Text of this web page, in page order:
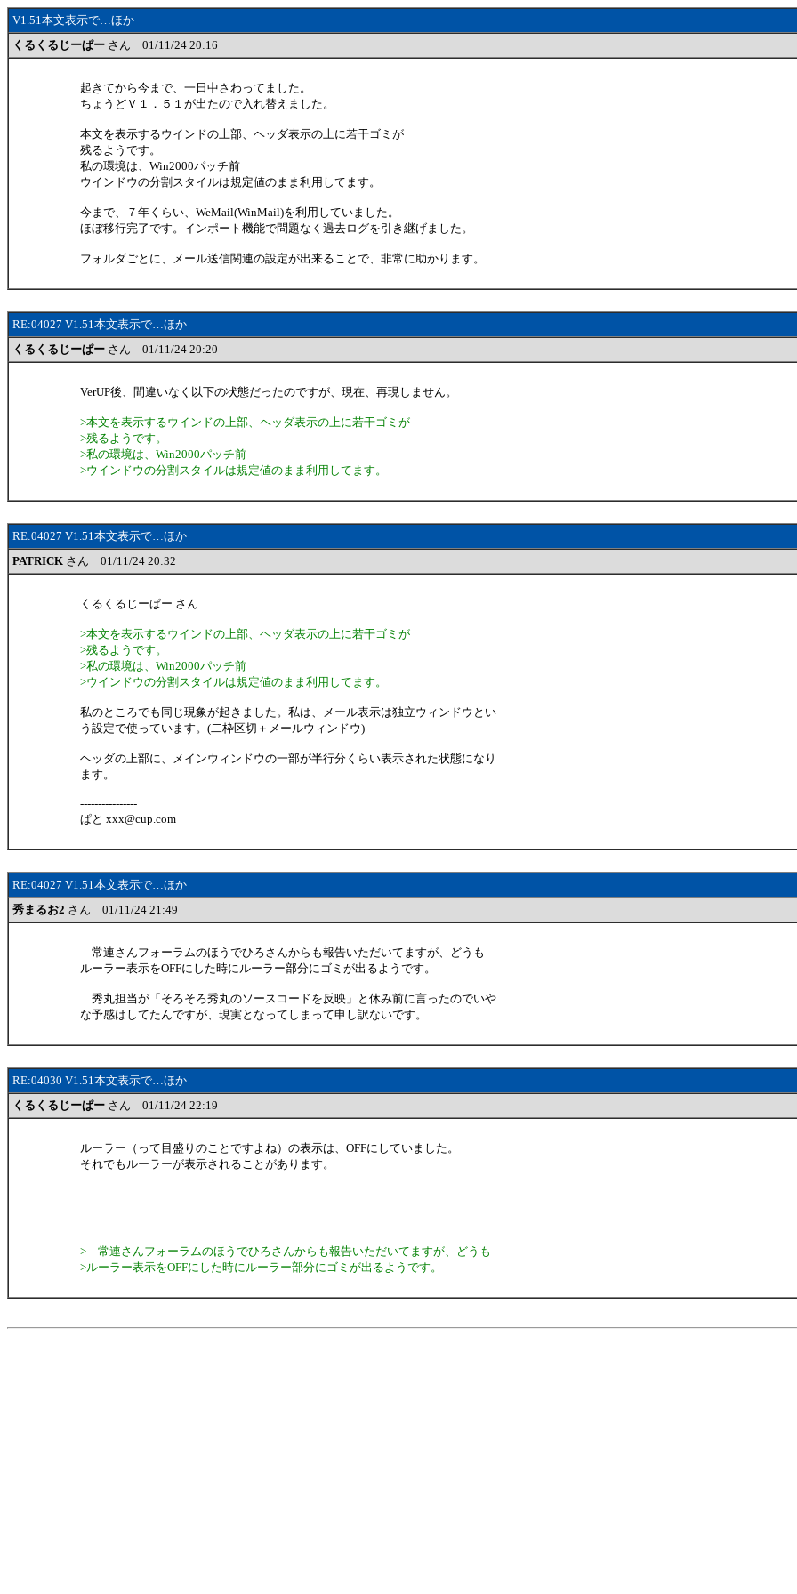
V1.51本文表示で…ほか
くるくるじーぱー さん 01/11/24 20:16
起きてから今まで、一日中さわってました。
ちょうどＶ１．５１が出たので入れ替えました。
本文を表示するウインドの上部、ヘッダ表示の上に若干ゴミが
残るようです。
私の環境は、Win2000パッチ前
ウインドウの分割スタイルは規定値のまま利用してます。
今まで、７年くらい、WeMail(WinMail)を利用していました。
ほぼ移行完了です。インポート機能で問題なく過去ログを引き継げました。
フォルダごとに、メール送信関連の設定が出来ることで、非常に助かります。
RE:04027 V1.51本文表示で…ほか
くるくるじーぱー さん 01/11/24 20:20
VerUP後、間違いなく以下の状態だったのですが、現在、再現しません。
>本文を表示するウインドの上部、ヘッダ表示の上に若干ゴミが
>残るようです。
>私の環境は、Win2000パッチ前
>ウインドウの分割スタイルは規定値のまま利用してます。
RE:04027 V1.51本文表示で…ほか
PATRICK さん 01/11/24 20:32
くるくるじーぱー さん
>本文を表示するウインドの上部、ヘッダ表示の上に若干ゴミが
>残るようです。
>私の環境は、Win2000パッチ前
>ウインドウの分割スタイルは規定値のまま利用してます。
私のところでも同じ現象が起きました。私は、メール表示は独立ウィンドウとい
う設定で使っています。(二枠区切＋メールウィンドウ)
ヘッダの上部に、メインウィンドウの一部が半行分くらい表示された状態になり
ます。
----------------
ぱと xxx@cup.com
RE:04027 V1.51本文表示で…ほか
秀まるお2 さん 01/11/24 21:49
常連さんフォーラムのほうでひろさんからも報告いただいてますが、どうも
ルーラー表示をOFFにした時にルーラー部分にゴミが出るようです。
秀丸担当が「そろそろ秀丸のソースコードを反映」と休み前に言ったのでいや
な予感はしてたんですが、現実となってしまって申し訳ないです。
RE:04030 V1.51本文表示で…ほか
くるくるじーぱー さん 01/11/24 22:19
ルーラー（って目盛りのことですよね）の表示は、OFFにしていました。
それでもルーラーが表示されることがあります。
> 常連さんフォーラムのほうでひろさんからも報告いただいてますが、どうも
>ルーラー表示をOFFにした時にルーラー部分にゴミが出るようです。